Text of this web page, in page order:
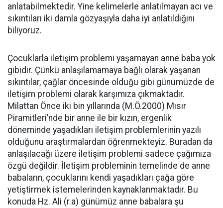
anlatabilmektedir. Yine kelimelerle anlatılmayan acı ve
sıkıntıları iki damla gözyaşıyla daha iyi anlatıldığını
biliyoruz.
Çocuklarla iletişim problemi yaşamayan anne baba yok
gibidir. Çünkü anlaşılamamaya bağlı olarak yaşanan
sıkıntılar, çağlar öncesinde olduğu gibi günümüzde de
iletişim problemi olarak karşımıza çıkmaktadır.
Milattan Önce iki bin yıllarında (M.Ö.2000) Mısır
Piramitleri’nde bir anne ile bir kızın, ergenlik
döneminde yaşadıkları iletişim problemlerinin yazılı
olduğunu araştırmalardan öğrenmekteyiz. Buradan da
anlaşılacağı üzere iletişim problemi sadece çağımıza
özgü değildir. İletişim probleminin temelinde de anne
babaların, çocuklarını kendi yaşadıkları çağa göre
yetiştirmek istemelerinden kaynaklanmaktadır. Bu
konuda Hz. Ali (r.a) günümüz anne babalara şu